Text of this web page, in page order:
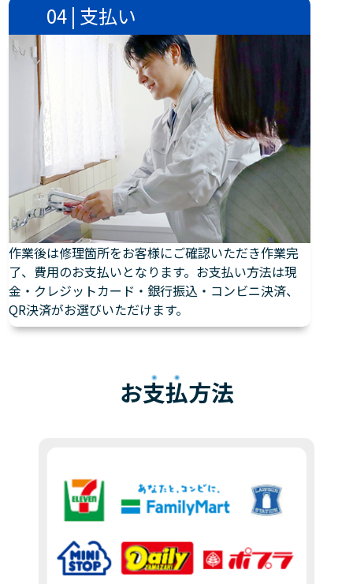
04 | 支払い
作業後は修理箇所をお客様にご確認いただき作業完
了、費用のお支払いとなります。お支払い方法は現
金・クレジットカード・銀行振込・コンビニ決済、
QR決済がお選びいただけます。
お支払方法